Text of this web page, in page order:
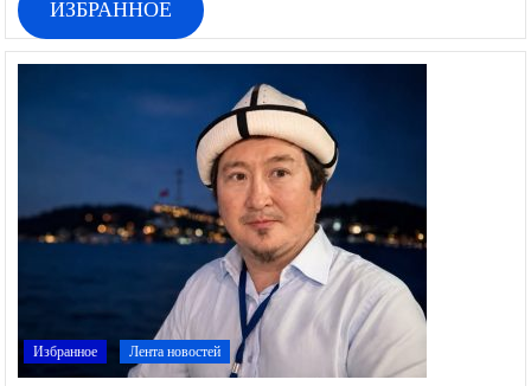
ИЗБРАННОЕ
Избранное Лента новостей